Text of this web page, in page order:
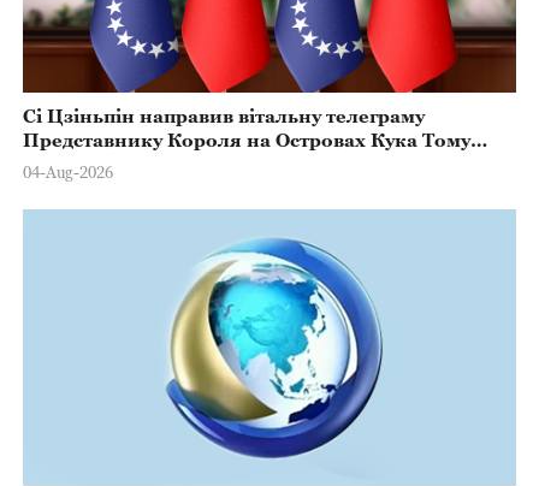
Сі Цзіньпін направив вітальну телеграму
Представнику Короля на Островах Кука Тому
Марстерсу з нагоди Дня Конституції
04-Aug-2026